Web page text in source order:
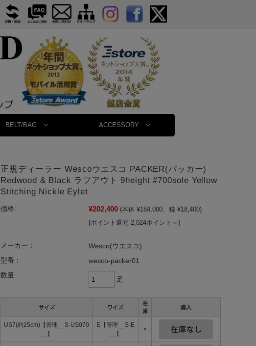
BELT/BAG ACCESSORY
正規ディーラー Wescoウエスコ PACKER(パッカー)
Redwood & Black ラフアウト 9height #700sole Yellow
Stitching Nickle Eylet
価格: ¥202,400 (本体 ¥184,000、税 ¥18,400)
[ポイント還元 2,024ポイント～]
メーカー：
Wesco(ウエスコ)
型番：
wesco-packer01
数量:
足
サイズ ワイズ
在
庫
購入
US7(約25cm)【管理__S-US070
__】
E【管理__S-E
__】
×